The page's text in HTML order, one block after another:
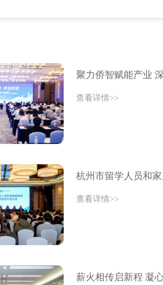
聚力侨智赋能产业
查看详情>>
杭州市留学人员和
查看详情>>
薪火相传启新程 凝